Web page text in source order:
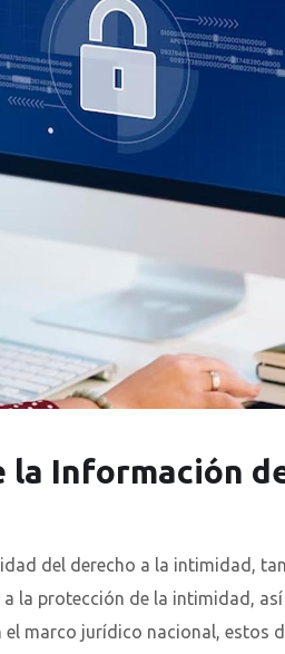
la Información
del derecho a la intimidad,
la protección de la intimidad,
marco jurídico nacional, estos